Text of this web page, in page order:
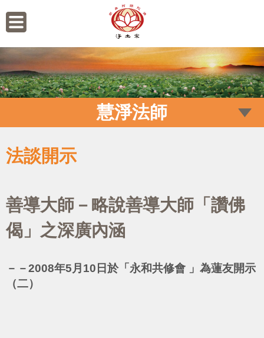
慧淨法師
法談開示
善導大師－略說善導大師「讚佛
偈」之深廣內涵
－－2008年5月10日於「永和共修會 」為蓮友開示
（二）